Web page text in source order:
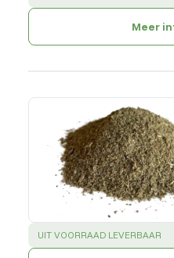
Meer
SUCCESS:
UIT VOORRAAD LEVERBAAR